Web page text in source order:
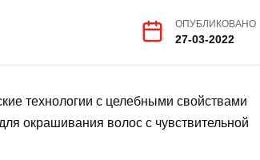
ОПУБЛИКОВАНО
27-03-2022
технологии с целебными свойствами
окрашивания волос с чувствительной